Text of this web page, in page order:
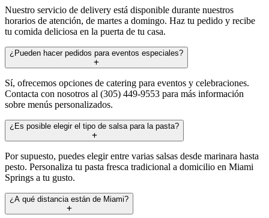
Nuestro servicio de delivery está disponible durante nuestros
horarios de atención, de martes a domingo. Haz tu pedido y recibe
tu comida deliciosa en la puerta de tu casa.
¿Pueden hacer pedidos para eventos especiales?
Sí, ofrecemos opciones de catering para eventos y celebraciones.
Contacta con nosotros al (305) 449-9553 para más información
sobre menús personalizados.
¿Es posible elegir el tipo de salsa para la pasta?
Por supuesto, puedes elegir entre varias salsas desde marinara hasta
pesto. Personaliza tu pasta fresca tradicional a domicilio en Miami
Springs a tu gusto.
¿A qué distancia están de Miami?